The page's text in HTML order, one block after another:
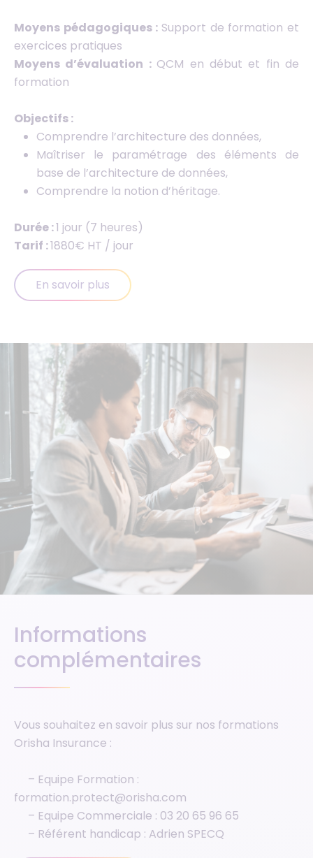
Moyens pédagogiques : Support de formation et
exercices pratiques
Moyens d’évaluation : QCM en début et fin de
formation
Objectifs :
Comprendre l’architecture des données,
Maîtriser le paramétrage des éléments de
base de l’architecture de données,
Comprendre la notion d’héritage.
Durée :1 jour (7 heures)
Tarif :1880€ HT / jour
En savoir plus
Informations
complémentaires
Vous souhaitez en savoir plus sur nos formations
Orisha Insurance :
– Equipe Formation :
formation.protect@orisha.com
– Equipe Commerciale : 03 20 65 96 65
– Référent handicap : Adrien SPECQ